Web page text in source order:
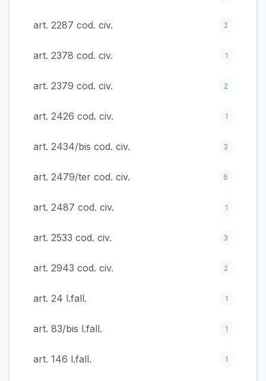
art. 2287 cod. civ. 2
art. 2378 cod. civ. 1
art. 2379 cod. civ. 2
art. 2426 cod. civ. 1
art. 2434/bis cod. civ. 3
art. 2479/ter cod. civ. 6
art. 2487 cod. civ. 1
art. 2533 cod. civ. 3
art. 2943 cod. civ. 2
art. 24 l.fall. 1
art. 83/bis l.fall. 1
art. 146 l.fall. 1